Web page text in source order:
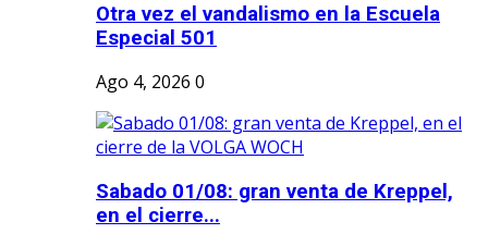
Otra vez el vandalismo en la Escuela
Especial 501
Ago 4, 2026 0
Sabado 01/08: gran venta de Kreppel,
en el cierre...